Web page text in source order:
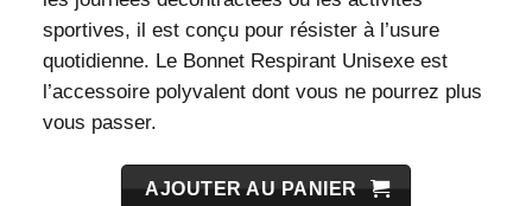
sportives, il est conçu pour résister à l’usure
quotidienne. Le Bonnet Respirant Unisexe est
l’accessoire polyvalent dont vous ne pourrez plus
vous passer.
AJOUTER AU PANIER